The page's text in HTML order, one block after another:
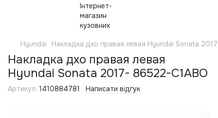
Hyundai Накладка дхо правая левая Hyundai Sonata
Накладка дхо правая левая
Hyundai Sonata 2017- 86522-C1ABO
Артикул: 1410884781 Написати відгук